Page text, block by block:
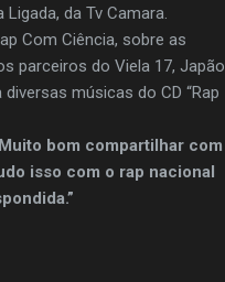
da Tv Camara.
Com Ciência, sobre as
parceiros do Viela 17, Japão
músicas do CD “Rap
bom compartilhar com
isso com o rap nacional